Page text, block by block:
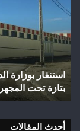
وأسواق
بالسلاح
الأبيض
بوادي
بوزملان
ضواحي
تازة..
ومطالب
الأمن
وفاة
تازة..
أحدث المقالات